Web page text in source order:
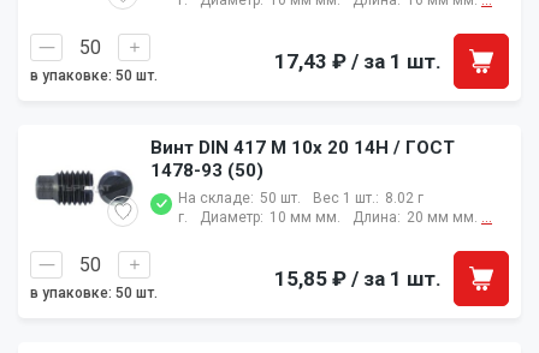
в упаковке: 50 шт.
17,43 ₽ / за 1 шт.
Винт DIN 417 M 10x 20 14H / ГОСТ
1478-93 (50)
На складе: 50 шт. Вес 1 шт.: 8.02 г
г.
Диаметр: 10 мм мм. Длина: 20 мм мм. ...
в упаковке: 50 шт.
15,85 ₽ / за 1 шт.